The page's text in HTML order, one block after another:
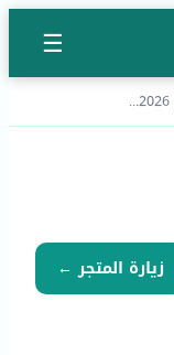
☰
زيارة المتجر ←